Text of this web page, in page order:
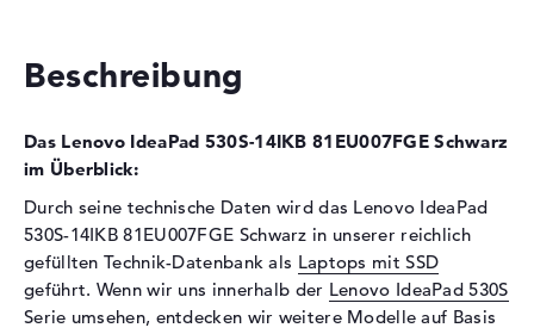
Optische Speicher
Laufwerks-Typ
ohne Laufwerk
Display
Display-Typ
14" TFT
Max. Auflösung
1920 x 1080
Auflösungstyp
Full-HD
Besonderheiten
Display, entspiegelt, LED-
Beschreibung
Das Lenovo IdeaPad 530S-14IKB 81EU007FGE Schwarz
im Überblick:
Durch seine technische Daten wird das Lenovo IdeaPad
530S-14IKB 81EU007FGE Schwarz in unserer reichlich
gefüllten Technik-Datenbank als Laptops mit SSD
geführt. Wenn wir uns innerhalb der Lenovo IdeaPad 530S
Serie umsehen, entdecken wir weitere Modelle auf Basis